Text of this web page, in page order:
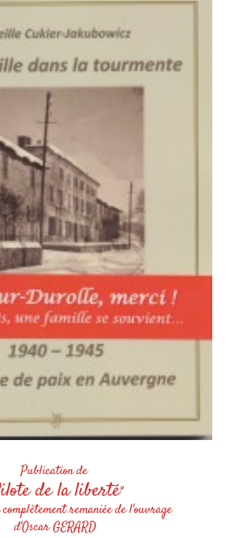
Publication de
de la liberté"
remaniée de l'ouvrage
d'Oscar GERARD